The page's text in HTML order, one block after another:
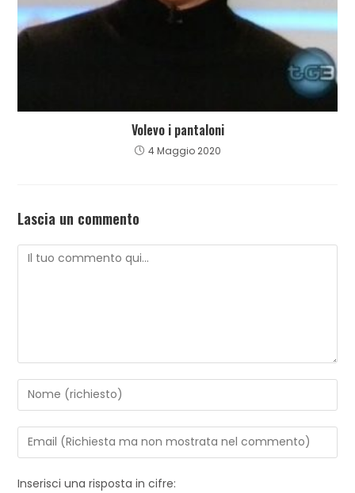
Volevo i pantaloni
4 Maggio 2020
Lascia un commento
Inserisci una risposta in cifre: